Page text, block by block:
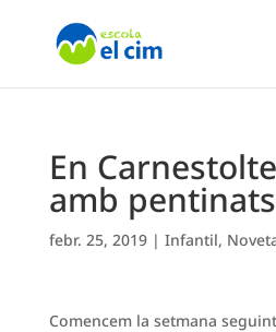
En
amb
febr. 25, 2019| Infantil,
Comencem la setmana